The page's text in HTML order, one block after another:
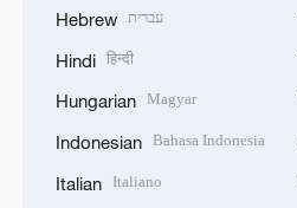
Hebrew עברית
Hindi हिन्दी
Hungarian Magyar
Indonesian Bahasa Indonesia
Italian Italiano